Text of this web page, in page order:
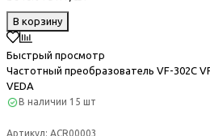
В корзину
Быстрый просмотр
Частотный преобразователь VF-302С
VEDA
В наличии 15 шт
Артикул: ACR00003